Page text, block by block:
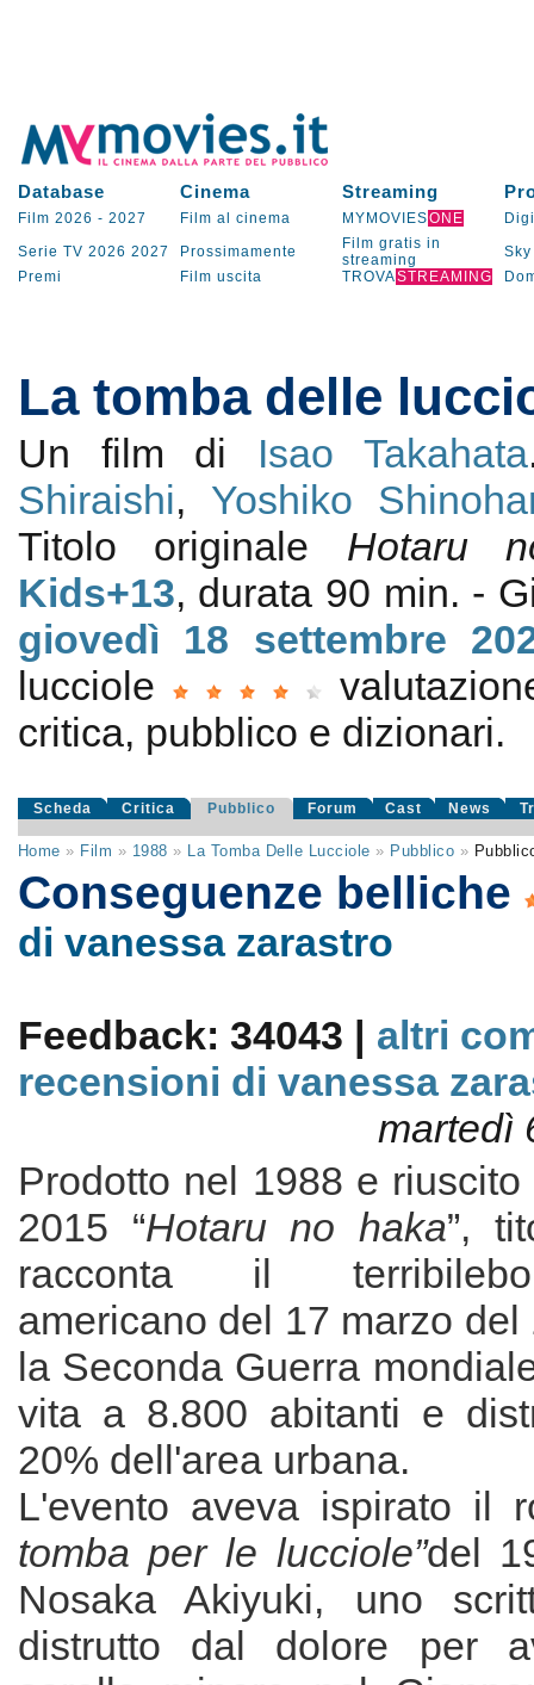
Database Cinema Streaming
Film 2026 - 2027 Film al cinema MYMOVIESONE
Serie TV 2026 2027 Prossimamente
Film gratis in
streaming
Sky
Premi
Film uscita TROVASTREAMING
La tomba delle
Un film di Isao Takahata
Shiraishi, Yoshiko
Titolo originale Hotaru
Kids+13, durata 90 min. -
giovedì 18
settembre
lucciole
critica, pubblico e dizionari.
Scheda Critica Pubblico Forum Cast News
Home » Film » 1988 » La Tomba Delle Lucciole » Pubblico »
Conseguenze belliche
di vanessa zarastro
Feedback: 34043 | altri
recensioni di vanessa
martedì
Prodotto nel 1988 e
2015 “Hotaru no haka”,
racconta il
americano del 17 marzo del
la Seconda Guerra
vita a 8.800 abitanti e
20% dell'area urbana.
L'evento aveva ispirato il
tomba per le lucciole”del
Nosaka Akiyuki, uno
distrutto dal dolore per